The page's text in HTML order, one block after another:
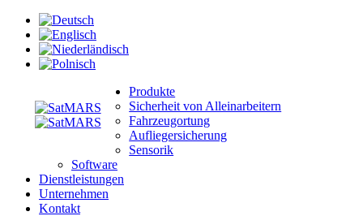
Produkte
Sicherheit von Alleinarbeitern
Fahrzeugortung
Aufliegersicherung
Sensorik
Software
Dienstleistungen
Unternehmen
Kontakt